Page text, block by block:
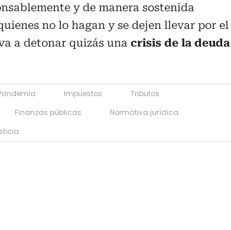
y de manera sostenida
no lo hagan y se dejen llevar por el
a detonar quizás una crisis de la deuda
Impuestos
Tributos
Finanzas públicas
Normativa jurídica